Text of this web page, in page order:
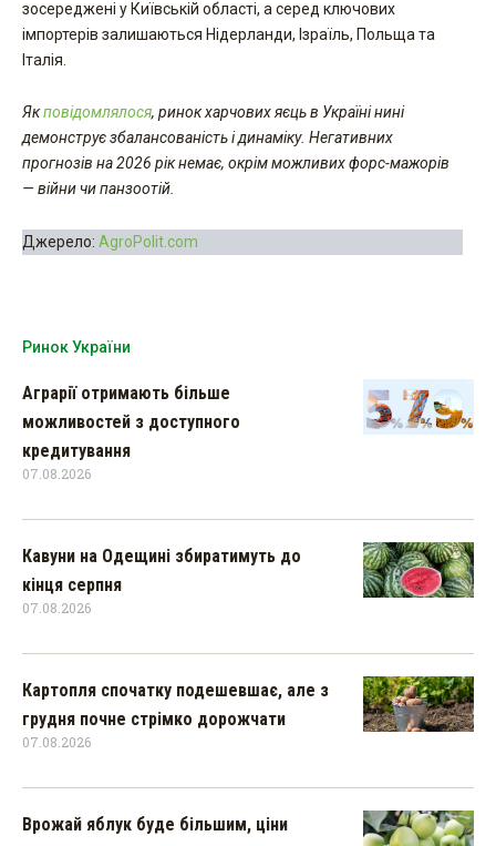
зосереджені у Київській області, а серед ключових
імпортерів залишаються Нідерланди, Ізраїль, Польща та
Італія.
Якповідомлялося, ринок харчових яєць в Україні нині
демонструє збалансованість і динаміку. Негативних
прогнозів на 2026 рік немає, окрім можливих форс-мажорів
— війни чи панзоотій.
Джерело: AgroPolit.com
Ринок України
Аграрії отримають більше
можливостей з доступного
кредитування
07.08.2026
Кавуни на Одещині збиратимуть до
кінця серпня
07.08.2026
Картопля спочатку подешевшає, але з
грудня почне стрімко дорожчати
07.08.2026
Врожай яблук буде більшим, ціни